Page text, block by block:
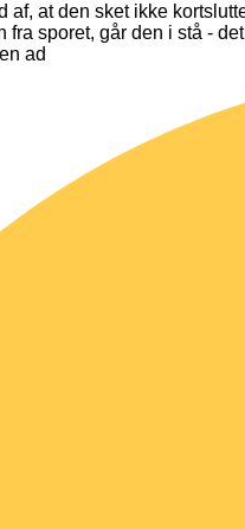
af, at den sket ikke
sporet, går den i stå -
ad